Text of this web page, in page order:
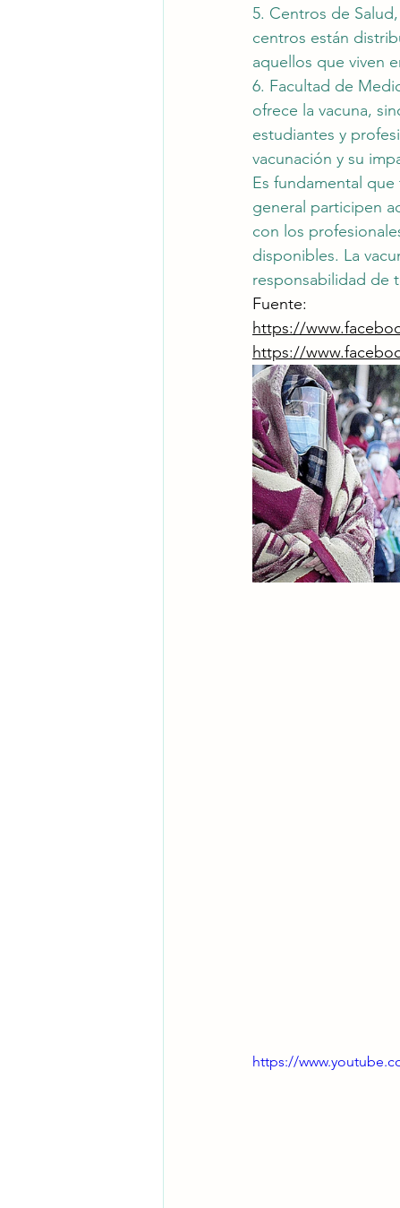
5. Centros de
centros están
aquellos que viven
6. Facultad de
ofrece la vacuna,
estudiantes y
vacunación y su
Es fundamental
general participen
con los
disponibles. La
responsabilidad de
Fuente:
https://
https://
https://